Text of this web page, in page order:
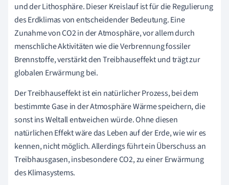
und der Lithosphäre. Dieser Kreislauf ist für die Regulierung
des Erdklimas von entscheidender Bedeutung. Eine
Zunahme von CO2 in der Atmosphäre, vor allem durch
menschliche Aktivitäten wie die Verbrennung fossiler
Brennstoffe, verstärkt den Treibhauseffekt und trägt zur
globalen Erwärmung bei.
Der Treibhauseffekt ist ein natürlicher Prozess, bei dem
bestimmte Gase in der Atmosphäre Wärme speichern, die
sonst ins Weltall entweichen würde. Ohne diesen
natürlichen Effekt wäre das Leben auf der Erde, wie wir es
kennen, nicht möglich. Allerdings führt ein Überschuss an
Treibhausgasen, insbesondere CO2, zu einer Erwärmung
des Klimasystems.